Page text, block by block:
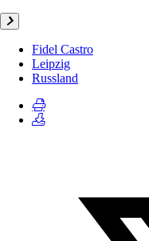
Fidel Castro
Leipzig
Russland